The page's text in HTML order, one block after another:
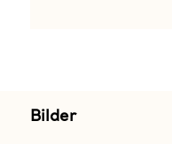
Bilder